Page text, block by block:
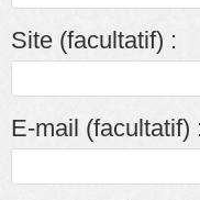
Site (facultatif) :
E-mail (facultatif)